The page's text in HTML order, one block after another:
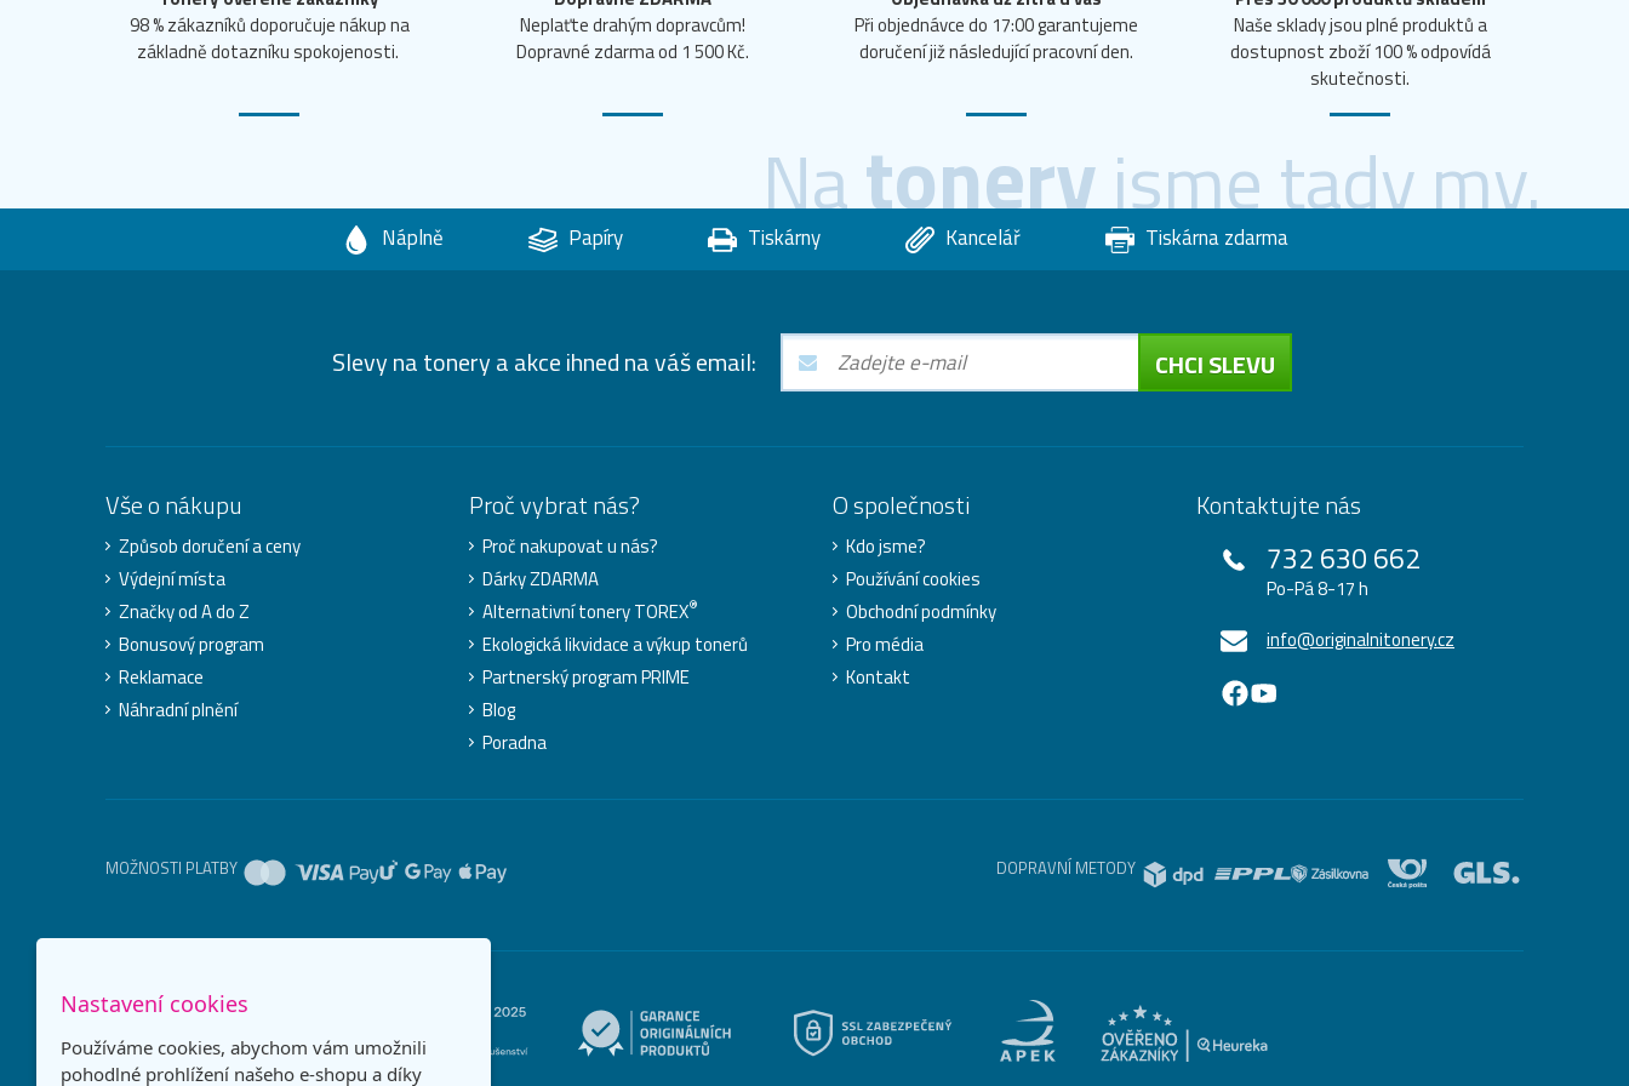
98 % zákazníků doporučuje nákup na
základně dotazníku spokojenosti.
Neplaťte drahým dopravcům!
Dopravné zdarma od 1 500 Kč.
Při objednávce do 17:00 garantujeme
doručení již následující pracovní den.
Naše sklady jsou plné produktů a
dostupnost zboží 100 % odpovídá
skutečnosti.
Natoneryjsme tady my.
Náplně Papíry Tiskárny Kancelář Tiskárna zdarma
Slevy na tonery a akce ihned na váš email: CHCI SLEVU
Vše o nákupu
Způsob doručení a ceny
Výdejní místa
Značky od A do Z
Bonusový program
Reklamace
Náhradní plnění
Proč vybrat nás?
Proč nakupovat u nás?
Dárky ZDARMA
Alternativní tonery TOREX®
Ekologická likvidace a výkup tonerů
Partnerský program PRIME
Blog
Poradna
O společnosti
Kdo jsme?
Používání cookies
Obchodní podmínky
Pro média
Kontakt
Kontaktujte nás
732 630 662
Po-Pá 8-17 h
info@originalnitonery.cz
MOŽNOSTI PLATBY DOPRAVNÍ METODY
Nastavení cookies
Používáme cookies, abychom vám umožnili
pohodlné prohlížení našeho e-shopu a díky